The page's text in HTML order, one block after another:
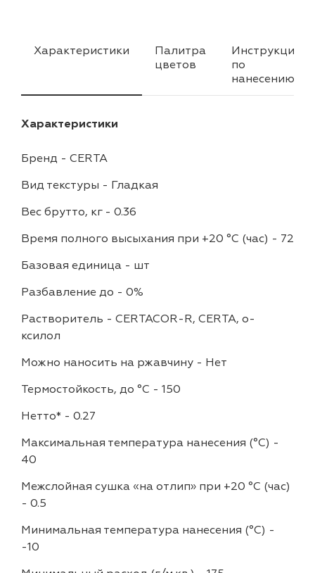
Характеристики
Палитра
цветов
Инструкция
по
нанесению
Характеристики
Бренд - CERTA
Вид текстуры - Гладкая
Вес брутто, кг - 0.36
Время полного высыхания при +20 °С (час) - 72
Базовая единица - шт
Разбавление до - 0%
Растворитель - CERTACOR-R, CERTA, о-
ксилол
Можно наносить на ржавчину - Нет
Термостойкость, до °C - 150
Нетто* - 0.27
Максимальная температура нанесения (°С) -
40
Межслойная сушка «на отлип» при +20 °С (час)
- 0.5
Минимальная температура нанесения (°С) -
-10